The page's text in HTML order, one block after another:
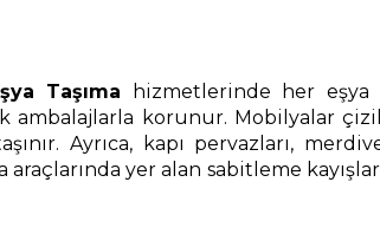
Taşıma hizmetlerinde her
korunur. Mobilyalar
Ayrıca, kapı pervazları,
yer alan sabitleme